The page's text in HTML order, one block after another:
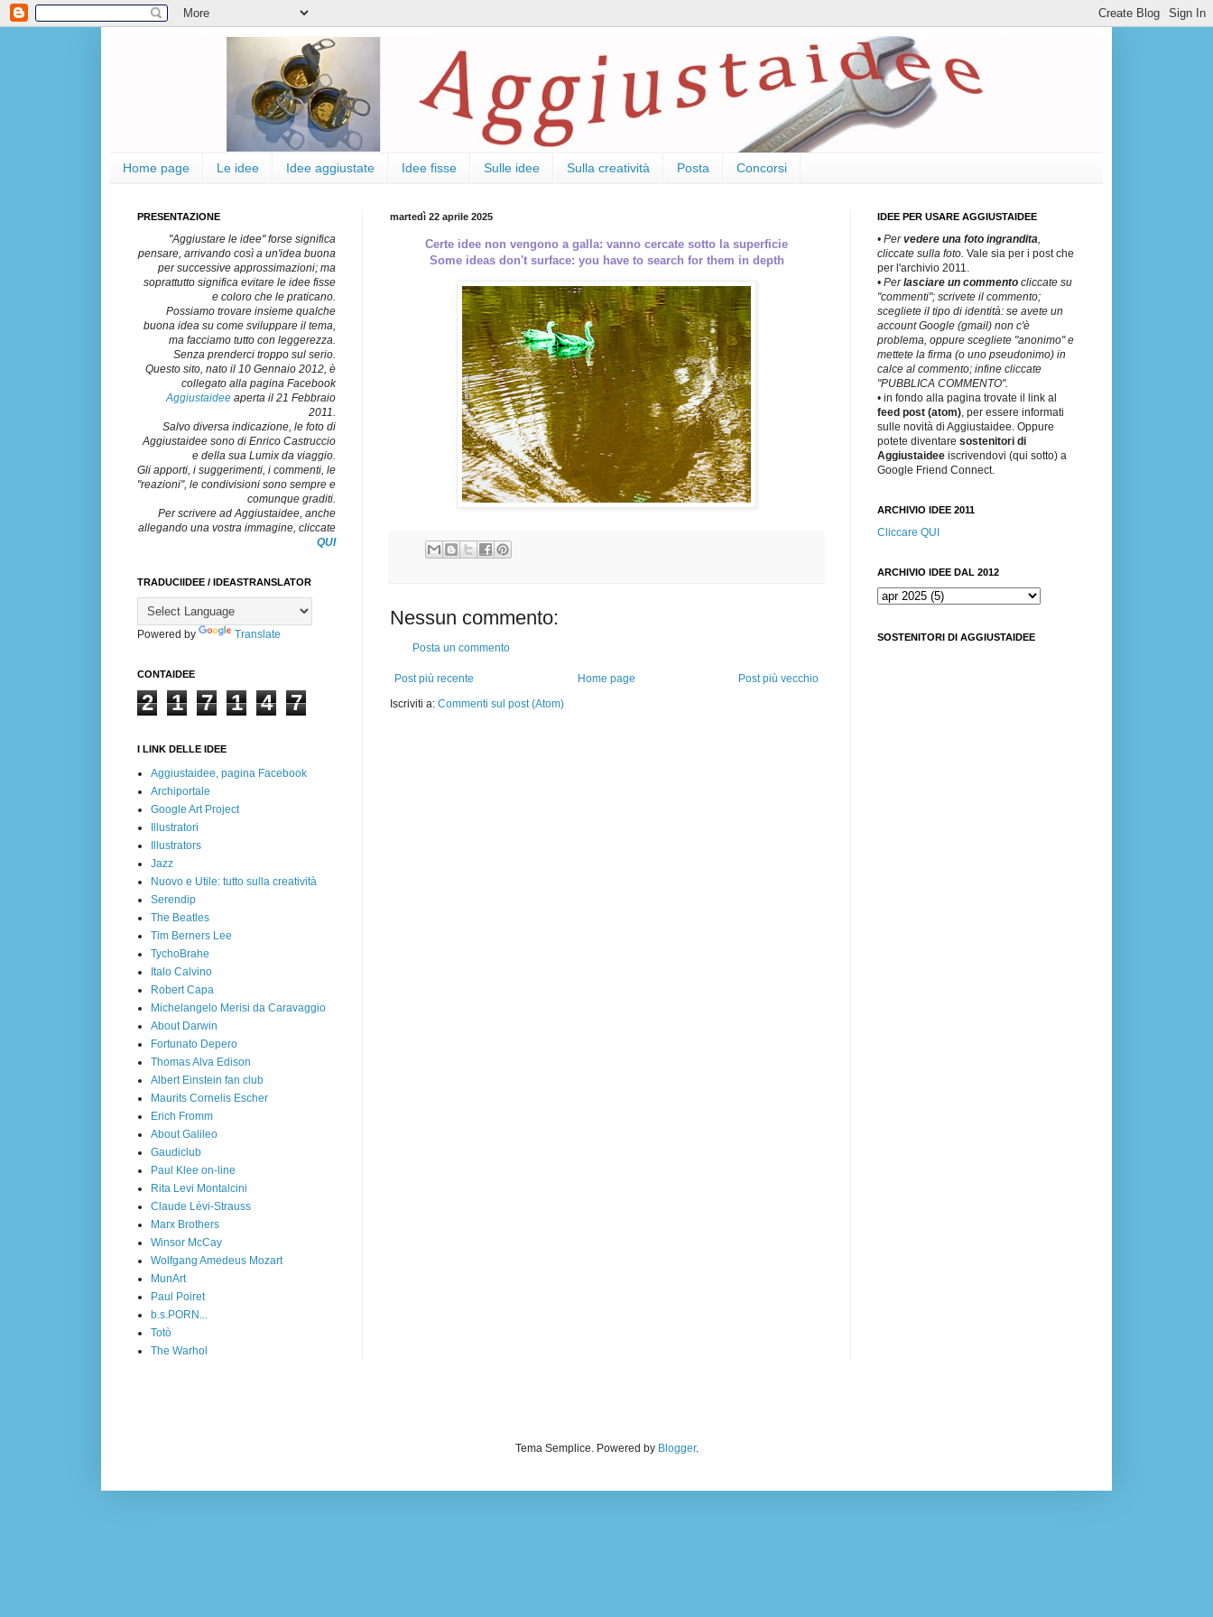
Home page Le idee Idee aggiustate Idee fisse Sulle idee Sulla creatività Posta Concorsi
martedì 22 aprile 2025
Certe idee non vengono a galla: vanno cercate sotto la superficie
Some ideas don't surface: you have to search for them in depth
Nessun commento:
Posta un commento
Post più recente Post più vecchio
Home page
Iscriviti a: Commenti sul post (Atom)
PRESENTAZIONE
"Aggiustare le idee" forse significa
pensare, arrivando così a un'idea buona
per successive approssimazioni; ma
soprattutto significa evitare le idee fisse
e coloro che le praticano.
Possiamo trovare insieme qualche
buona idea su come sviluppare il tema,
ma facciamo tutto con leggerezza.
Senza prenderci troppo sul serio.
Questo sito, nato il 10 Gennaio 2012, è
collegato alla pagina Facebook
Aggiustaidee aperta il 21 Febbraio
2011.
Salvo diversa indicazione, le foto di
Aggiustaidee sono di Enrico Castruccio
e della sua Lumix da viaggio.
Gli apporti, i suggerimenti, i commenti, le
"reazioni", le condivisioni sono sempre e
comunque graditi.
Per scrivere ad Aggiustaidee, anche
allegando una vostra immagine, cliccate
QUI
TRADUCIIDEE / IDEASTRANSLATOR
Powered by Translate
CONTAIDEE
2 1 7 1 4 7
I LINK DELLE IDEE
Aggiustaidee, pagina Facebook
Archiportale
Google Art Project
Illustratori
Illustrators
Jazz
Nuovo e Utile: tutto sulla creatività
Serendip
The Beatles
Tim Berners Lee
TychoBrahe
Italo Calvino
Robert Capa
Michelangelo Merisi da Caravaggio
About Darwin
Fortunato Depero
Thomas Alva Edison
Albert Einstein fan club
Maurits Cornelis Escher
Erich Fromm
About Galileo
Gaudiclub
Paul Klee on-line
Rita Levi Montalcini
Claude Lévi-Strauss
Marx Brothers
Winsor McCay
Wolfgang Amedeus Mozart
MunArt
Paul Poiret
b.s.PORN...
Totò
The Warhol
IDEE PER USARE AGGIUSTAIDEE
• Pervedere una foto ingrandita
cliccate sulla foto. Vale sia per i post che
per l'archivio 2011.
• Perlasciare un commento cliccate su
"commenti"; scrivete il commento;
scegliete il tipo di identità: se avete un
account Google (gmail) non c'è
problema, oppure scegliete "anonimo" e
mettete la firma (o uno pseudonimo) in
calce al commento; infine cliccate
"PUBBLICA COMMENTO".
• in fondo alla pagina trovate il link al
feed post (atom) , per essere informati
sulle novità di Aggiustaidee. Oppure
potete diventare sostenitori di
Aggiustaidee iscrivendovi (qui sotto) a
Google Friend Connect.
ARCHIVIO IDEE 2011
Cliccare QUI
ARCHIVIO IDEE DAL 2012
SOSTENITORI DI AGGIUSTAIDEE
Tema Semplice. Powered by Blogger.